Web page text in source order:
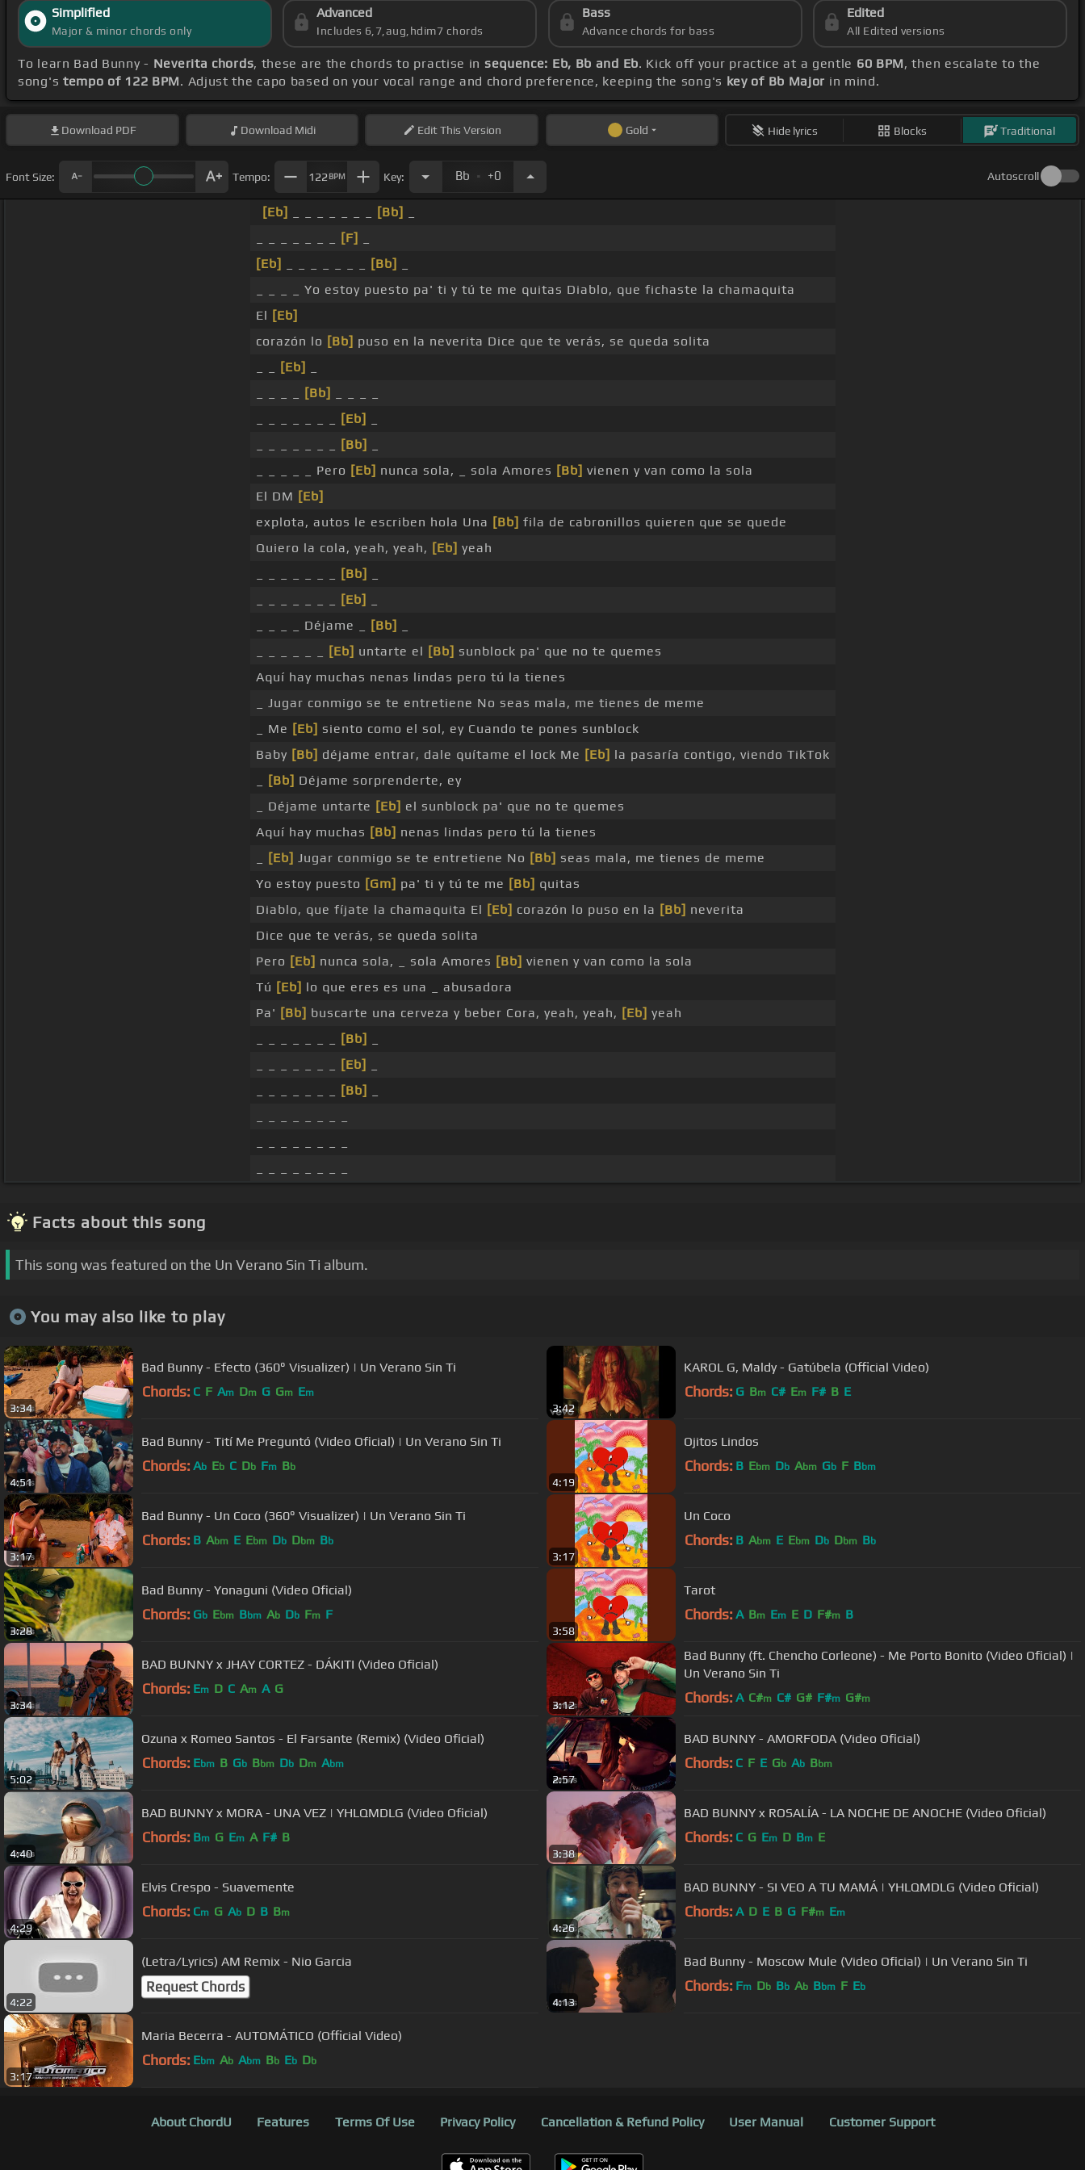
Simplified
Major & minor chords only
Advanced
Includes 6,7,aug,hdim7 chords
Bass
Advance chords for bass
Edited
All Edited versions
To learn Bad Bunny - Neverita chords, these are the chords to practise in sequence: Eb, Bb and Eb. Kick off your practice at a gentle 60 BPM, then escalate to the
song's tempo of 122 BPM. Adjust the capo based on your vocal range and chord preference, keeping the song's key of Bb Major in mind.
Download PDF Download Midi EditThis Version Gold Hide lyrics Blocks Traditional
Font Size: Tempo: 122 BPM Key: Bb . +0 Autoscroll
[Eb] [Bb]
[F]
[Eb]
[Bb]
_ _ _ _ Yo estoy puesto pa' ti y tú te me quitas Diablo, que fichaste la chamaquita
El [Eb]
corazón lo [Bb] puso en la neverita Dice que te verás, se queda solita
[Eb]
[Bb]
[Eb]
[Bb]
_ _ _ _ _ Pero [Eb] nunca sola, _ sola Amores [Bb] vienen y van como la sola
El DM [Eb]
explota, autos le escriben hola Una [Bb] fila de cabronillos quieren que se quede
Quiero la cola, yeah, yeah, [Eb] yeah
[Bb]
[Eb]
_ _ _ _ Déjame _
[Bb]
[Eb] untarte el [Bb] sunblock pa' que no te quemes
Aquí hay muchas nenas lindas pero tú la tienes
_ Jugar conmigo se te entretiene No seas mala, me tienes de meme
_ Me [Eb] siento como el sol, ey Cuando te pones sunblock
Baby [Bb] déjame entrar, dale quítame el lock Me [Eb] la pasaría contigo, viendo TikTok
[Bb] Déjame sorprenderte, ey
_ Déjame untarte [Eb] el sunblock pa' que no te quemes
Aquí hay muchas [Bb] nenas lindas pero tú la tienes
[Eb] Jugar conmigo se te entretiene No [Bb] seas mala, me tienes de meme
Yo estoy puesto [Gm] pa' ti y tú te me [Bb] quitas
Diablo, que fíjate la chamaquita El [Eb] corazón lo puso en la [Bb] neverita
Dice que te verás, se queda solita
Pero [Eb] nunca sola, _ sola Amores [Bb] vienen y van como la sola
Tú [Eb] lo que eres es una _ abusadora
Pa' [Bb] buscarte una cerveza y beber Cora, yeah, yeah, [Eb] yeah
[Bb]
[Eb]
[Bb]
Facts about this song
This song was featured on the Un Verano Sin Ti album.
You may also like to play
3:34
Bad Bunny - Efecto (360° Visualizer) | Un Verano Sin Ti
Chords: C F Am Dm G Gm Em
3:42
KAROL G, Maldy - Gatúbela (Official Video)
Chords: G Bm C# Em F# B E
4:51
Bad Bunny - Tití Me Preguntó (Video Oficial) | Un Verano Sin Ti
Chords: Ab Eb C Db Fm Bb
4:19
Ojitos Lindos
Chords: B Ebm Db Abm Gb F Bbm
3:17
Bad Bunny - Un Coco (360° Visualizer) | Un Verano Sin Ti
Chords: B Abm E Ebm Db Dbm Bb
3:17
Un Coco
Chords: B Abm E Ebm Db Dbm Bb
3:28
Bad Bunny - Yonaguni (Video Oficial)
Chords: Gb Ebm Bbm Ab Db Fm F
3:58
Tarot
Chords: A Bm Em E D F#m B
3:34
BAD BUNNY x JHAY CORTEZ - DÁKITI (Video Oficial)
Chords: Em D C Am A G
3:12
Bad Bunny (ft. Chencho Corleone) - Me Porto Bonito (Video Oficial) |
Un Verano Sin Ti
Chords: A C#m C# G# F#m G#m
5:02
Ozuna x Romeo Santos - El Farsante (Remix) (Video Oficial)
Chords: Ebm B Gb Bbm Db Dm Abm
2:57
BAD BUNNY - AMORFODA (Video Oficial)
Chords: C F E Gb Ab Bbm
4:40
BAD BUNNY x MORA - UNA VEZ | YHLQMDLG (Video Oficial)
Chords: Bm G Em A F# B
3:38
BAD BUNNY x ROSALÍA - LA NOCHE DE ANOCHE (Video Oficial)
Chords: C G Em D Bm E
4:29
Elvis Crespo - Suavemente
Chords: Cm G Ab D B Bm
4:26
BAD BUNNY - SI VEO A TU MAMÁ | YHLQMDLG (Video Oficial)
Chords: A D E B G F#m Em
4:22
(Letra/Lyrics) AM Remix - Nio Garcia
Request Chords
4:13
Bad Bunny - Moscow Mule (Video Oficial) | Un Verano Sin Ti
Chords: Fm Db Bb Ab Bbm F Eb
3:17
Maria Becerra - AUTOMÁTICO (Official Video)
Chords: Ebm Ab Abm Bb Eb Db
About ChordU Features Terms Of Use Privacy Policy Cancellation & Refund Policy User Manual Customer Support